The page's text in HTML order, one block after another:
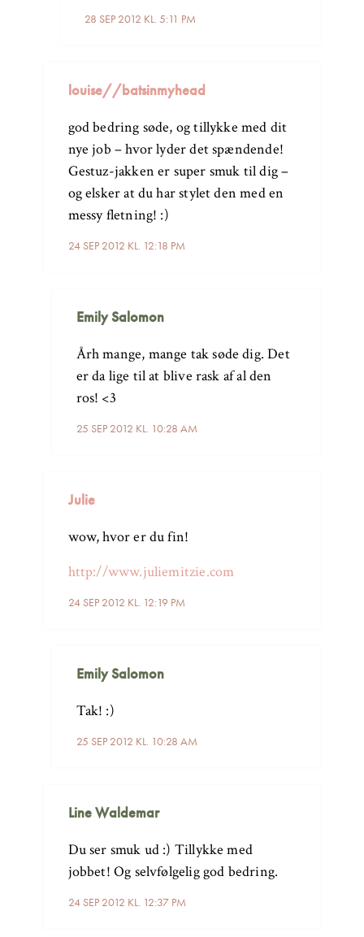
28 SEP 2012 KL. 5:11 PM
louise//batsinmyhead
24 SEP 2012 KL. 12:18 PM
god bedring søde, og tillykke med dit
nye job – hvor lyder det spændende!
Gestuz-jakken er super smuk til dig –
og elsker at du har stylet den med en
messy fletning! :)
Emily Salomon
25 SEP 2012 KL. 10:28 AM
Årh mange, mange tak søde dig. Det
er da lige til at blive rask af al den
ros! <3
Julie
24 SEP 2012 KL. 12:19 PM
wow, hvor er du fin!
http://www.juliemitzie.com
Emily Salomon
25 SEP 2012 KL. 10:28 AM
Tak! :)
Line Waldemar
24 SEP 2012 KL. 12:37 PM
Du ser smuk ud :) Tillykke med
jobbet! Og selvfølgelig god bedring.